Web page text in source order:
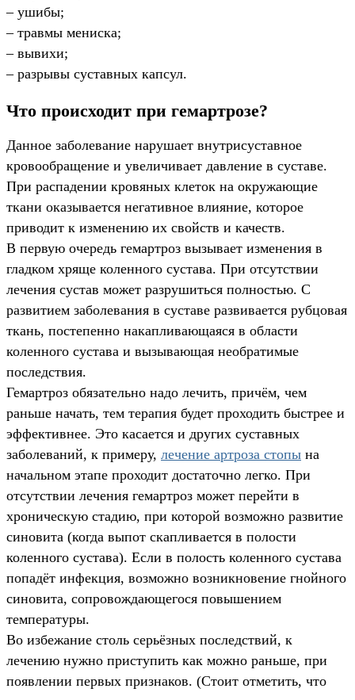
– ушибы;
– травмы мениска;
– вывихи;
– разрывы суставных капсул.
Что происходит при гемартрозе?
Данное заболевание нарушает внутрисуставное
кровообращение и увеличивает давление в суставе.
При распадении кровяных клеток на окружающие
ткани оказывается негативное влияние, которое
приводит к изменению их свойств и качеств.
В первую очередь гемартроз вызывает изменения в
гладком хряще коленного сустава. При отсутствии
лечения сустав может разрушиться полностью. С
развитием заболевания в суставе развивается рубцовая
ткань, постепенно накапливающаяся в области
коленного сустава и вызывающая необратимые
последствия.
Гемартроз обязательно надо лечить, причём, чем
раньше начать, тем терапия будет проходить быстрее и
эффективнее. Это касается и других суставных
заболеваний, к примеру, лечение артроза стопы на
начальном этапе проходит достаточно легко. При
отсутствии лечения гемартроз может перейти в
хроническую стадию, при которой возможно развитие
синовита (когда выпот скапливается в полости
коленного сустава). Если в полость коленного сустава
попадёт инфекция, возможно возникновение гнойного
синовита, сопровождающегося повышением
температуры.
Во избежание столь серьёзных последствий, к
лечению нужно приступить как можно раньше, при
появлении первых признаков. (Стоит отметить, что